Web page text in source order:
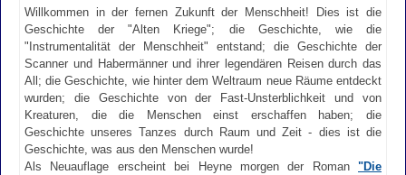
Willkommen in der fernen Zukunft der Menschheit! Dies ist die
Geschichte der "Alten Kriege"; die Geschichte, wie die
"Instrumentalität der Menschheit" entstand; die Geschichte der
Scanner und Habermänner und ihrer legendären Reisen durch das
All; die Geschichte, wie hinter dem Weltraum neue Räume entdeckt
wurden; die Geschichte von der Fast-Unsterblichkeit und von
Kreaturen, die die Menschen einst erschaffen haben; die
Geschichte unseres Tanzes durch Raum und Zeit - dies ist die
Geschichte, was aus den Menschen wurde!
Als Neuauflage erscheint bei Heyne morgen der Roman "Die